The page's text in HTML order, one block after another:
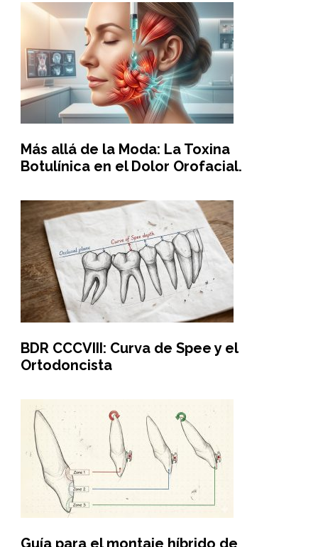
Más allá de la Moda: La Toxina
Botulínica en el Dolor Orofacial.
BDR CCCVIII: Curva de Spee y el
Ortodoncista